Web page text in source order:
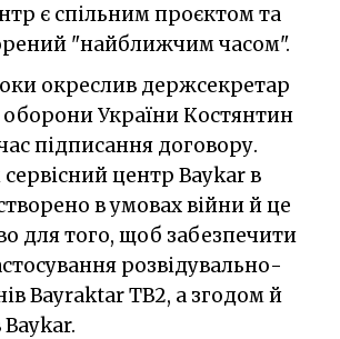
є спільним проєктом та
"найближчим часом".
окреслив держсекретар
оборони України Костянтин
підписання договору.
центр Baykar в
в умовах війни й це
для того, щоб забезпечити
розвідувально-
Bayraktar TB2, а згодом й